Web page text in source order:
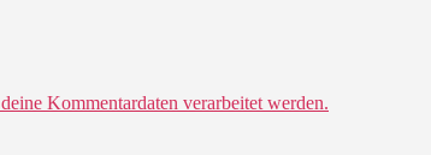
Kommentardaten verarbeitet werden.